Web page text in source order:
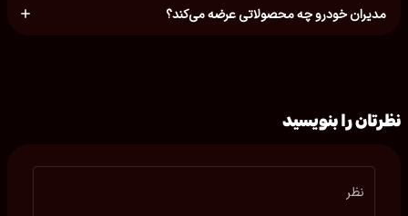
مدیران خودرو چه محصولاتی عرضه می‌کند؟
نظرتان را بنویسید
نظر